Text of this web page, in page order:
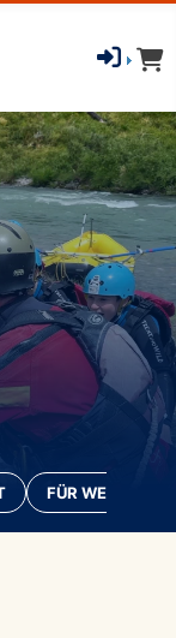
FÜR WEN?